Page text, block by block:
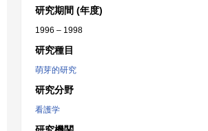
研究期間 (年度)
1996 – 1998
研究種目
萌芽的研究
研究分野
看護学